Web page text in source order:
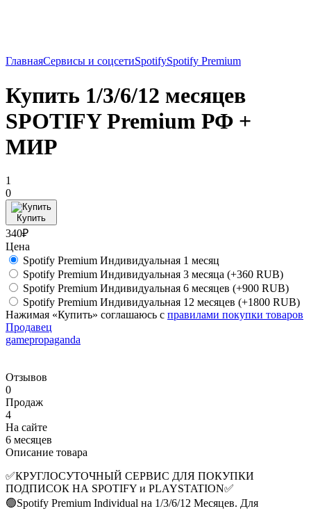
ГлавнаяСервисы и соцсетиSpotifySpotify Premium
Купить 1/3/6/12 месяцев
SPOTIFY Premium РФ +
МИР
1
0
Купить
340₽
Цена
Spotify Premium Индивидуальная 1 месяц
Spotify Premium Индивидуальная 3 месяца (+360 RUB)
Spotify Premium Индивидуальная 6 месяцев (+900 RUB)
Spotify Premium Индивидуальная 12 месяцев (+1800 RUB)
Нажимая «Купить» соглашаюсь с правилами покупки товаров
Продавец
gamepropaganda
Отзывов
0
Продаж
4
На сайте
6 месяцев
Описание товара
✅КРУГЛОСУТОЧНЫЙ СЕРВИС ДЛЯ ПОКУПКИ
ПОДПИСОК НА SPOTIFY и PLAYSTATION✅
🟢Spotify Premium Individual на 1/3/6/12 Месяцев. Для